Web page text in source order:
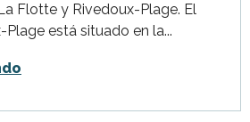
Flotte y Rivedoux-Plage. El
está situado en la...